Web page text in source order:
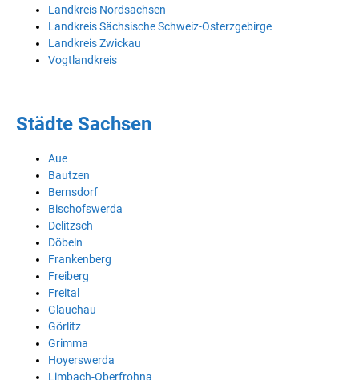
Landkreis Nordsachsen
Landkreis Sächsische Schweiz-Osterzgebirge
Landkreis Zwickau
Vogtlandkreis
Städte Sachsen
Aue
Bautzen
Bernsdorf
Bischofswerda
Delitzsch
Döbeln
Frankenberg
Freiberg
Freital
Glauchau
Görlitz
Grimma
Hoyerswerda
Limbach-Oberfrohna